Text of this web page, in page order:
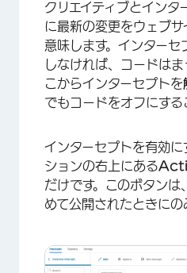
クリエイティブとインタ
に最新の変更をウェブ
意味します。インターセ
しなければ、コードは
こからインターセプトを
でもコードをオフにする
インターセプトを有効
ションの右上にある
だけです。このボタンは
めて公開されたときにの